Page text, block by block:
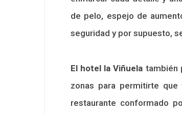
de pelo, espejo de
seguridad y por supuesto,
El hotel la Viñuela también
zonas para permitirte
restaurante conformado